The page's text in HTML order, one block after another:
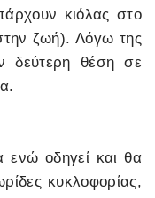
κιόλας στο
ζωή). Λόγω της
δεύτερη θέση σε
ενώ οδηγεί και θα
κυκλοφορίας,